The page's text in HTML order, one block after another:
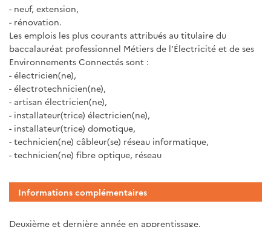
- neuf, extension,
- rénovation.
Les emplois les plus courants attribués au titulaire du
baccalauréat professionnel Métiers de l’Électricité et de ses
Environnements Connectés sont :
- électricien(ne),
- électrotechnicien(ne),
- artisan électricien(ne),
- installateur(trice) électricien(ne),
- installateur(trice) domotique,
- technicien(ne) câbleur(se) réseau informatique,
- technicien(ne) fibre optique, réseau
Informations complémentaires
Deuxième et dernière année en apprentissage.